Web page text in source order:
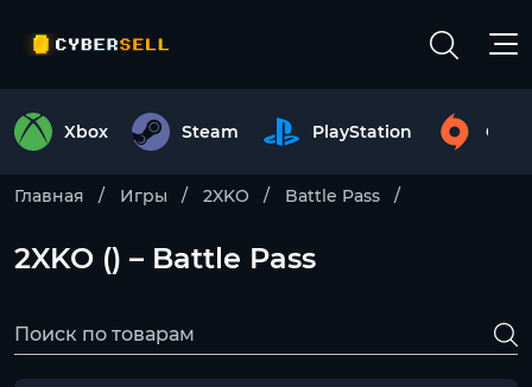
Xbox Steam PlayStation
Главная Игры 2XKO Battle Pass
2XKO () – Battle Pass